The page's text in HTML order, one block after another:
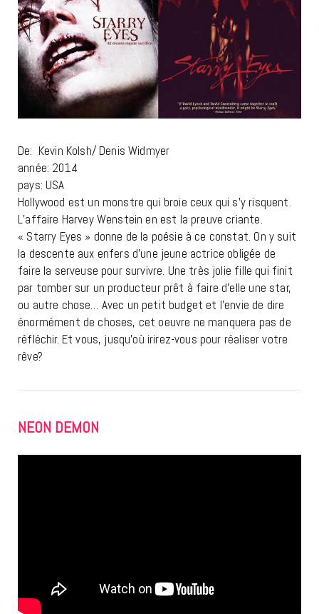
De: Kevin Kolsh/ Denis Widmyer
année: 2014
pays: USA
Hollywood est un monstre qui broie ceux qui s’y risquent.
L’affaire Harvey Wenstein en est la preuve criante.
« Starry Eyes » donne de la poésie à ce constat. On y suit
la descente aux enfers d’une jeune actrice obligée de
faire la serveuse pour survivre. Une très jolie fille qui finit
par tomber sur un producteur prêt à faire d’elle une star,
ou autre chose… Avec un petit budget et l’envie de dire
énormément de choses, cet oeuvre ne manquera pas de
réfléchir. Et vous, jusqu’où irirez-vous pour réaliser votre
rêve?
NEON DEMON